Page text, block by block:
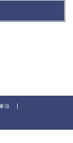
項